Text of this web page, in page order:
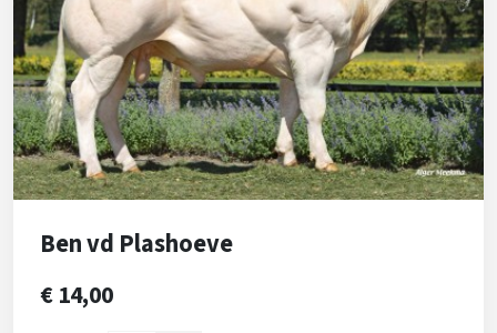
Ben vd Plashoeve
€ 14,00